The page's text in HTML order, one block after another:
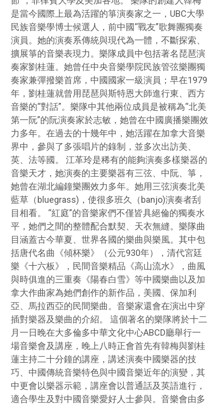
是當今國際上最為活躍的箏演奏家之一，UBC大學
民族音樂學博士候選人，前中國“戰友”歌舞團獨奏
演員。她的演奏系傳統與現代為一體，不斷探索、
擴展箏的音樂表現力。樂隊成員中包括著名琵琶演
奏家劉桂蓮。她曾任中央音樂學院民族管弦樂團獨
奏家兼彈撥樂首席，中國國家一級演員；早在1979
年，劉桂蓮就曾用琵琶與斯特恩大師進行東、西方
音樂的“對話”。樂隊中其他兩位成員是被稱為“北美
第一阮”的阮演奏家於志敏，她曾在中國廣播樂團效
力多年。在過去的十幾年中，她活躍在加拿大音樂
界中，參與了多張唱片的錄制，並多次出訪美、
英、法等國。 江革玲是稀有的能夠演奏多樣樂器的
音樂天才，她演奏的主要樂器有三弦、中阮、箏，
她曾在湖北編鐘樂團效力多年。她用三弦演奏北美
藍草（bluegrass)，使很多班久（banjo)演奏者刮
目相看。 “紅庭”的音樂家們不僅皆具絕倫的獨奏水
平，她們之間的整體配合默契、天衣無縫。樂隊曲
目涵蓋古今華夏、世界各國的樂曲與樂風。其中包
括唐代名曲《傾杯樂》（公元930年），清代宮廷
樂《十六板》，民間音樂精品《高山流水》，曲風
與時俱進的三重奏《陽春白雪》等中國樂曲以及加
拿大作曲家為她們創作的新作品，美國、保加利
亞、馬拉西亞的民間樂曲。音樂家還會在演出中穿
插對樂器及樂曲的介紹。 這個著名的樂隊將於十二
月一日晚在大多倫多中華文化中心ABCD廳舉行一
場音樂會及講座，晚上八時正會首先有韓梅與劉桂
蓮主持二十分鐘的講座，講述演奏中國樂器的技
巧、中國傳統音樂特色與中國音樂近年的演變，其
中更會以樂器示範，講座會以普通話及英語進行，
適合學生及對中國音樂愛好人士參與。音樂會由多